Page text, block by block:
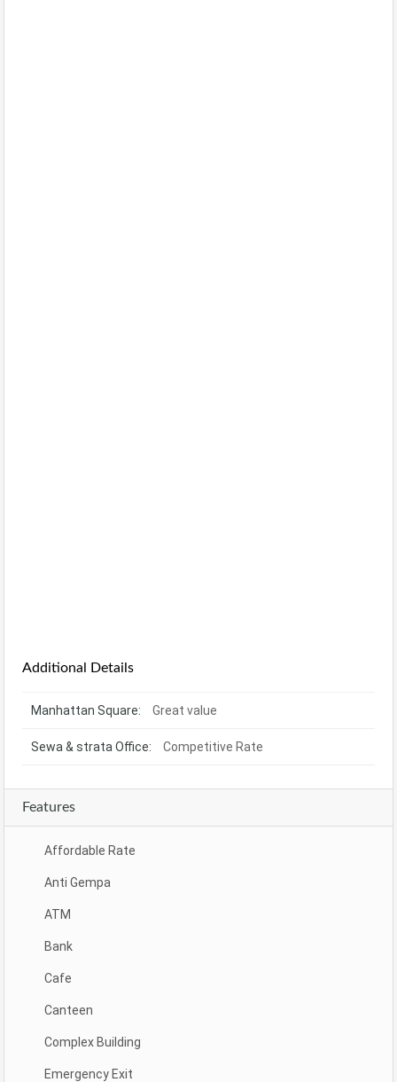
Additional Details
Manhattan Square: Great value
Sewa & strata Office: Competitive Rate
Features
Affordable Rate
Anti Gempa
ATM
Bank
Cafe
Canteen
Complex Building
Emergency Exit